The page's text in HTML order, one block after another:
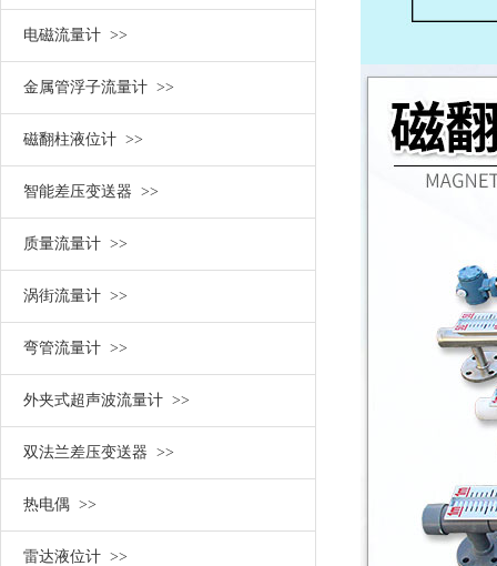
电磁流量计 >>
金属管浮子流量计 >>
磁翻柱液位计 >>
智能差压变送器 >>
质量流量计 >>
涡街流量计 >>
弯管流量计 >>
外夹式超声波流量计 >>
双法兰差压变送器 >>
热电偶 >>
雷达液位计 >>